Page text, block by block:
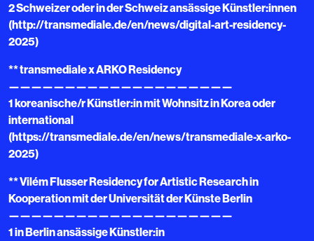
2 Schweizer oder in der Schweiz ansässige Künstler:innen
(http://transmediale.de/en/news/digital-art-residency-
2025)
** transmediale x ARKO Residency
————————————————————
1 koreanische/r Künstler:in mit Wohnsitz in Korea oder
international
(https://transmediale.de/en/news/transmediale-x-arko-
2025)
** Vilém Flusser Residency for Artistic Research in
Kooperation mit der Universität der Künste Berlin
————————————————————
1 in Berlin ansässige Künstler:in